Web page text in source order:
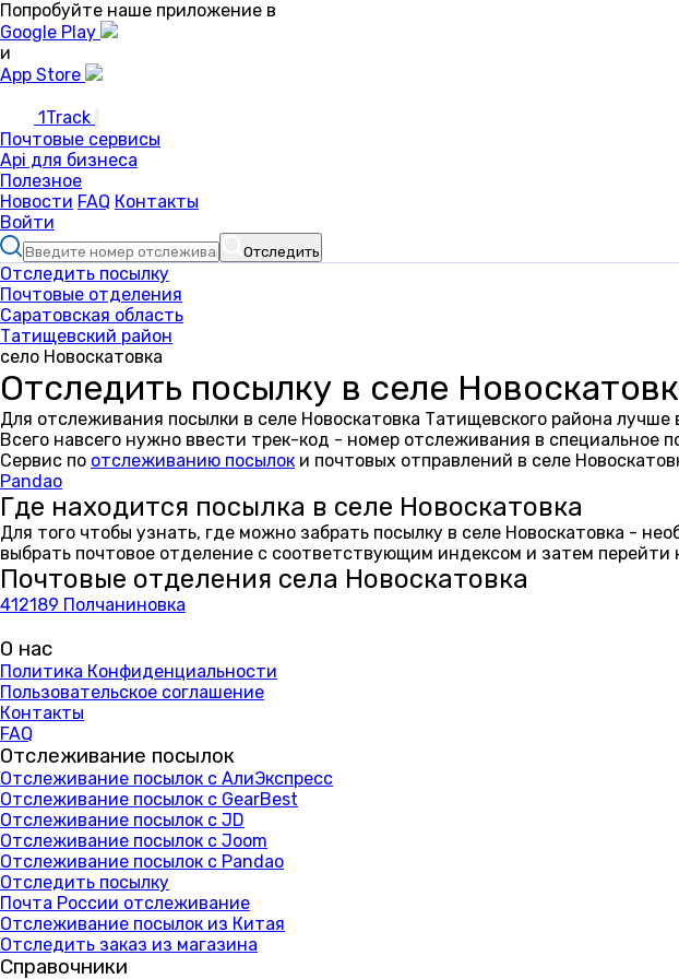
Попробуйте наше приложение в
Google Play
и
App Store
1Track
Почтовые сервисы
Api для бизнеса
Полезное
Новости FAQ Контакты
Войти
Отследить
Отследить посылку
Почтовые отделения
Саратовская область
Татищевский район
село Новоскатовка
Отследить посылку в селе
Для отслеживания посылки в селе Новоскатовка Татищевского района
Всего навсего нужно ввести трек-код - номер отслеживания в специальное
Сервис по отслеживанию посылок и почтовых отправлений в селе
Pandao
Где находится посылка в селе Новоскатовка
Для того чтобы узнать, где можно забрать посылку в селе Новоскатовка -
выбрать почтовое отделение с соответствующим индексом и затем
Почтовые отделения села Новоскатовка
412189 Полчаниновка
О нас
Политика Конфиденциальности
Пользовательское соглашение
Контакты
FAQ
Отслеживание посылок
Отслеживание посылок с АлиЭкспресс
Отслеживание посылок с GearBest
Отслеживание посылок с JD
Отслеживание посылок с Joom
Отслеживание посылок с Pandao
Отследить посылку
Почта России отслеживание
Отслеживание посылок из Китая
Отследить заказ из магазина
Справочники